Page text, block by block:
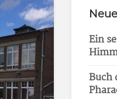
Ein
Buch